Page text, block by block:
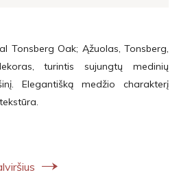
Tonsberg Oak; Ąžuolas, Tonsberg,
turintis sujungtų medinių
Elegantišką medžio charakterį